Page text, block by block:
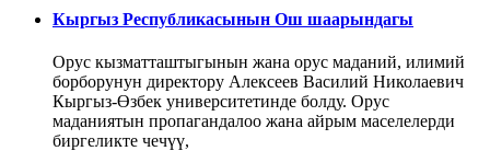
Кыргыз Республикасынын Ош шаарындагы
Орус кызматташтыгынын жана орус маданий, илимий
борборунун директору Алексеев Василий Николаевич
Кыргыз-Өзбек университетинде болду. Орус
маданиятын пропагандалоо жана айрым маселелерди
биргеликте чечүү,